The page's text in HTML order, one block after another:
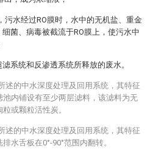
污水经过RO膜时，水中的无机盐、重金
菌、病毒被截流于RO膜上，使污水中
系统和反渗透系统所释放的废水。
述的中水深度处理及回用系统，其特征
池内铺设有至少两层滤料，该滤料为无
或颗粒活性炭。
述的中水深度处理及回用系统，其特征
水舌板在0°-90°范围内翻转。